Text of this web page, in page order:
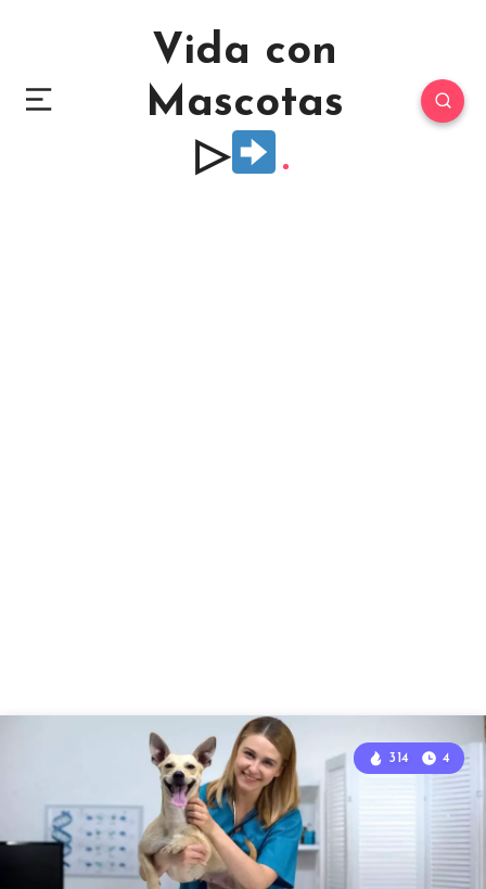
Vida con
Mascotas
▷
314 4